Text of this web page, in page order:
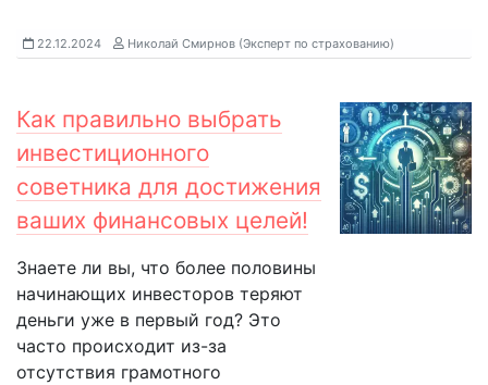
22.12.2024 Николай Смирнов (Эксперт по страхованию)
Как правильно выбрать
инвестиционного
советника для достижения
ваших финансовых целей!
Знаете ли вы, что более половины
начинающих инвесторов теряют
деньги уже в первый год? Это
часто происходит из-за
отсутствия грамотного